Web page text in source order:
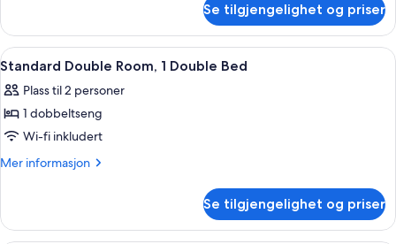
Double
Bed,
Sea
View
Double
Room,
1
Bed,
Sea
Se tilgjengelighet og priser
Åpne
alle
bildene
av
Standard
Double
Double
Bed
Lydisolert, wi-fi (inkludert) og
4
Standard Double Room, 1 Double Bed
Plass til 2 personer
1 dobbeltseng
Wi-fi inkludert
Mer informasjon
Mer
Double
Se tilgjengelighet og priser